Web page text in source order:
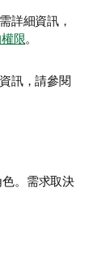
詳細資訊，
限。
訊，請參閱
。需求取決